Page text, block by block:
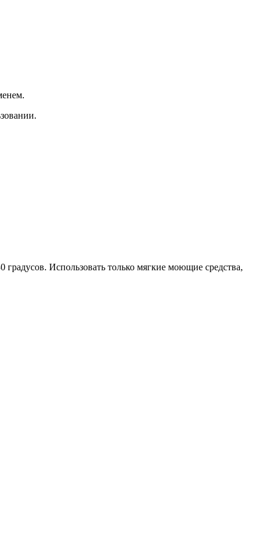
Использовать только мягкие моющие средства,